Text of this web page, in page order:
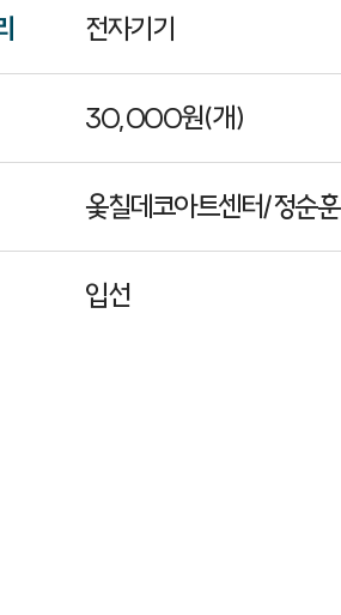
전자기기
30,000원(개)
옻칠데코아트센터/정순훈
입선